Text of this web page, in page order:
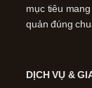
mục tiêu
quản đúng
DỊCH VỤ &